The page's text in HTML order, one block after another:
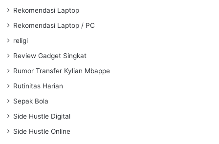
Rekomendasi Laptop
Rekomendasi Laptop / PC
religi
Review Gadget Singkat
Rumor Transfer Kylian Mbappe
Rutinitas Harian
Sepak Bola
Side Hustle Digital
Side Hustle Online